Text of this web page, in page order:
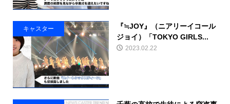
キャスター
『≒JOY』（ニアリーイコール
ジョイ）「TOKYO GIRLS...
2023.02.22